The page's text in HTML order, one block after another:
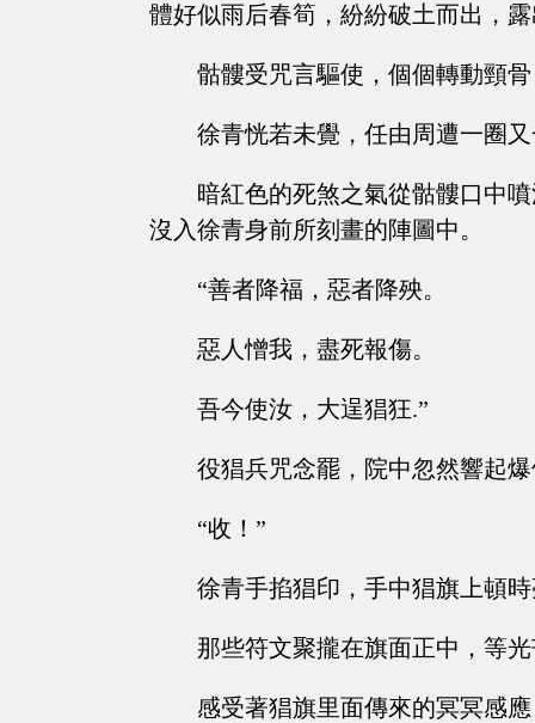
體好似雨后春筍，紛紛破土而出，
骷髏受咒言驅使，個個轉動頸
徐青恍若未覺，任由周遭一圈
暗紅色的死煞之氣從骷髏口中
沒入徐青身前所刻畫的陣圖中。
“善者降福，惡者降殃。
惡人憎我，盡死報傷。
吾今使汝，大逞猖狂.”
役猖兵咒念罷，院中忽然響起
“收！”
徐青手掐猖印，手中猖旗上頓
那些符文聚攏在旗面正中，等
感受著猖旗里面傳來的冥冥感